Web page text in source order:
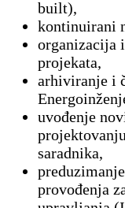
built),
kontinuirani
organizacija
projekata,
arhiviranje i
uvođenje
saradnika,
provođenja